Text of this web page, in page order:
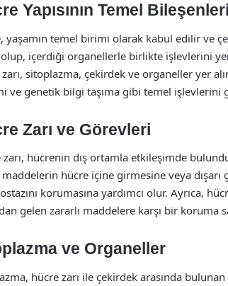
Yapısının Temel Bileşenleri
yaşamın temel birimi olarak kabul edilir ve
içerdiği organellerle birlikte işlevlerini
sitoplazma, çekirdek ve organeller yer
ve genetik bilgi taşıma gibi temel işlevlerini
Zarı ve Görevleri
zarı, hücrenin dış ortamla etkileşimde
hücre içine girmesine veya dışarı
korumasına yardımcı olur. Ayrıca,
gelen zararlı maddelere karşı bir koruma
ve Organeller
hücre zarı ile çekirdek arasında